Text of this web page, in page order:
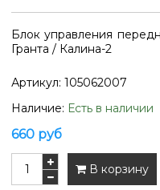
Блок управления
Гранта / Калина-2
Артикул: 105062007
Наличие: Есть в наличии
660 руб
В корзину